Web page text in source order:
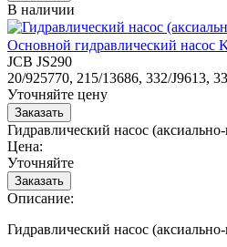
В наличии
Основной гидравлический насос
JCB JS290
20/925770, 215/13686, 332/J9613,
Уточняйте цену
Гидравлический насос
Цена:
Уточняйте
Описание:
Гидравлический насос